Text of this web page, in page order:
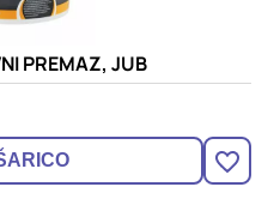
PREMAZ, JUB